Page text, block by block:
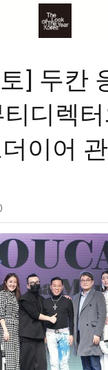
청
] 두칸
디렉
이어